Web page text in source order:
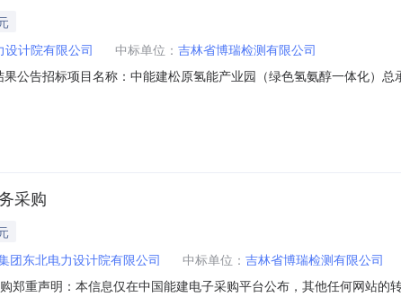
计院有限公司 中标单位： 吉林省博瑞检测有限公司
公告招标项目名称：中能建松原氢能产业园（绿色氢氨醇一体化）
采购
团东北电力设计院有限公司 中标单位： 吉林省博瑞检测有限公司
重声明：本信息仅在中国能建电子采购平台公布，其他任何网站的